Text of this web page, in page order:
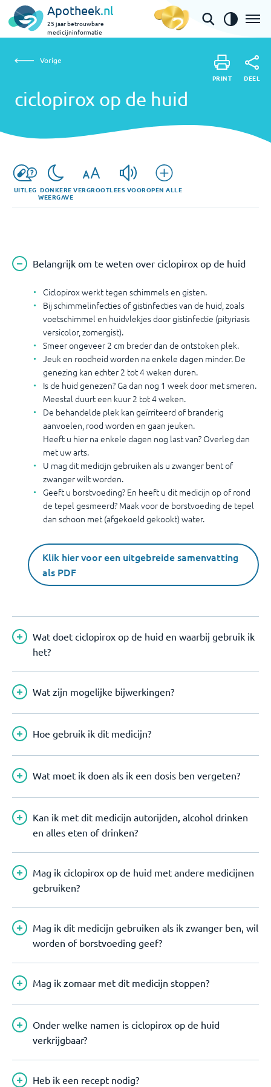
Apotheek.nl
25 jaar betrouwbare
medicijninformatie
ciclopirox op de huid
Vorige
ciclopirox op de huid
PRINT DEEL
UITLEG DONKERE
WEERGAVE
VERGROOTLEES VOOROPEN ALLE
Belangrijk om te weten over ciclopirox op de huid
Ciclopirox werkt tegen schimmels en gisten.
Bij schimmelinfecties of gistinfecties van de huid, zoals
voetschimmel en huidvlekjes door gistinfectie (pityriasis
versicolor, zomergist).
Smeer ongeveer 2 cm breder dan de ontstoken plek.
Jeuk en roodheid worden na enkele dagen minder. De
genezing kan echter 2 tot 4 weken duren.
Is de huid genezen? Ga dan nog 1 week door met smeren.
Meestal duurt een kuur 2 tot 4 weken.
De behandelde plek kan geïrriteerd of branderig
aanvoelen, rood worden en gaan jeuken.
Heeft u hier na enkele dagen nog last van? Overleg dan
met uw arts.
U mag dit medicijn gebruiken als u zwanger bent of
zwanger wilt worden.
Geeft u borstvoeding? En heeft u dit medicijn op of rond
de tepel gesmeerd? Maak voor de borstvoeding de tepel
dan schoon met (afgekoeld gekookt) water.
Klik hier voor een uitgebreide samenvatting
als PDF
Wat doet ciclopirox op de huid en waarbij gebruik ik
het?
Wat zijn mogelijke bijwerkingen?
Hoe gebruik ik dit medicijn?
Wat moet ik doen als ik een dosis ben vergeten?
Kan ik met dit medicijn autorijden, alcohol drinken
en alles eten of drinken?
Mag ik ciclopirox op de huid met andere medicijnen
gebruiken?
Mag ik dit medicijn gebruiken als ik zwanger ben, wil
worden of borstvoeding geef?
Mag ik zomaar met dit medicijn stoppen?
Onder welke namen is ciclopirox op de huid
verkrijgbaar?
Heb ik een recept nodig?